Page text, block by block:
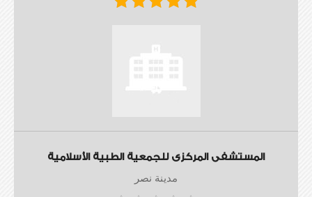
المستشفى المركزى للجمعية الطبية الأسلامية
مدينة نصر